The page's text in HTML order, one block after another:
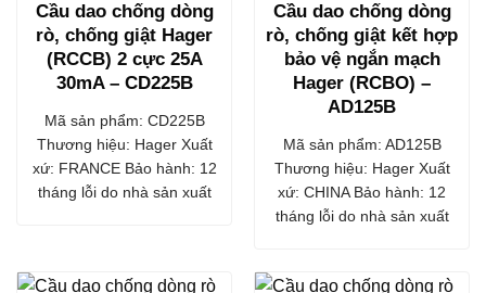
Cầu dao chống dòng
rò, chống giật Hager
(RCCB) 2 cực 25A
30mA – CD225B
Mã sản phẩm: CD225B
Thương hiệu: Hager Xuất
xứ: FRANCE Bảo hành: 12
tháng lỗi do nhà sản xuất
Cầu dao chống dòng
rò, chống giật kết hợp
bảo vệ ngắn mạch
Hager (RCBO) –
AD125B
Mã sản phẩm: AD125B
Thương hiệu: Hager Xuất
xứ: CHINA Bảo hành: 12
tháng lỗi do nhà sản xuất